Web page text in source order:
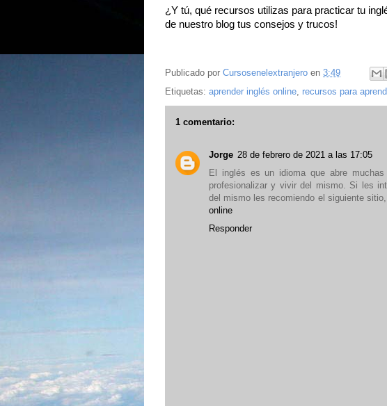
¿Y tú, qué recursos utilizas para practicar tu
de nuestro blog tus consejos y trucos!
Publicado por Cursosenelextranjero en 3:49
Etiquetas: aprender inglés online, recursos para
1 comentario:
Jorge 28 de febrero de 2021 a las 17:05
El inglés es un idioma que abre
profesionalizar y vivir del mismo. Si les
del mismo les recomiendo el siguiente
online
Responder